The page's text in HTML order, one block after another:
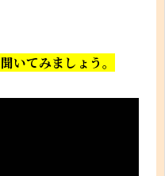
いてみましょう。